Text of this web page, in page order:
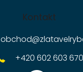
Kontakt
obchod@
+420 602 603 670